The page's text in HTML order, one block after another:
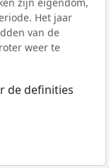
zijn eigendom,
Het jaar
van de
weer te
de definities